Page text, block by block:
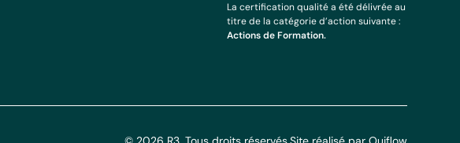
La certification qualité a été délivrée au
titre de la catégorie d’action suivante :
Actions de Formation.